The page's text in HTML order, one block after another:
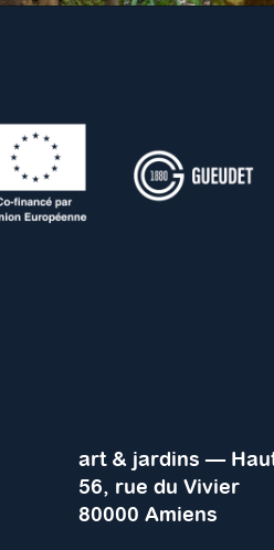
art & jardins —
56, rue du Vivier
80000 Amiens